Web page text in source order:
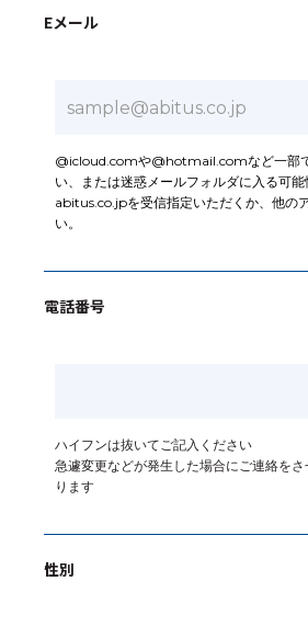
Eメール
@icloud.comや@hotmail.comなど一部
い、または迷惑メールフォルダに入る可能
abitus.co.jpを受信指定いただくか、他の
い。
電話番号
ハイフンは抜いてご記入ください
急遽変更などが発生した場合にご連絡を
ります
性別